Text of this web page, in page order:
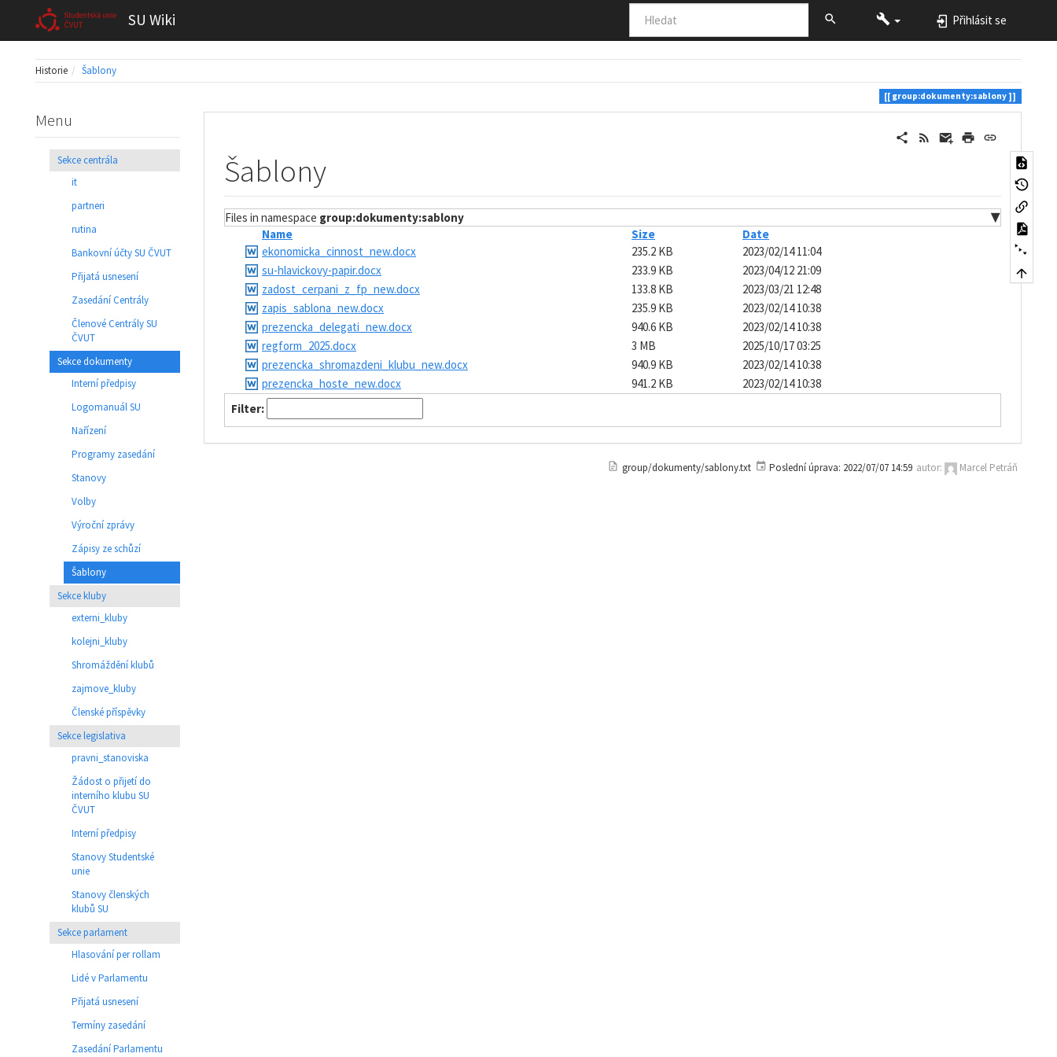
SU Wiki Přihlásit se
Historie Šablony
group:dokumenty:sablony
Menu
Sekce centrála
it
partneri
rutina
Bankovní účty SU ČVUT
Přijatá usnesení
Zasedání Centrály
Členové Centrály SU
ČVUT
Sekce dokumenty
Interní předpisy
Logomanuál SU
Nařízení
Programy zasedání
Stanovy
Volby
Výroční zprávy
Zápisy ze schůzí
Šablony
Sekce kluby
externi_kluby
kolejni_kluby
Shromáždění klubů
zajmove_kluby
Členské příspěvky
Sekce legislativa
pravni_stanoviska
Žádost o přijetí do
interního klubu SU
ČVUT
Interní předpisy
Stanovy Studentské
unie
Stanovy členských
klubů SU
Sekce parlament
Hlasování per rollam
Lidé v Parlamentu
Přijatá usnesení
Termíny zasedání
Zasedání Parlamentu
Šablony
Files in namespace group:dokumenty:sablony
▼
Name
Size
Date
ekonomicka_cinnost_new.docx
235.2 KB
2023/02/14 11:04
su-hlavickovy-papir.docx
233.9 KB
2023/04/12 21:09
zadost_cerpani_z_fp_new.docx
133.8 KB
2023/03/21 12:48
zapis_sablona_new.docx
235.9 KB
2023/02/14 10:38
prezencka_delegati_new.docx
940.6 KB
2023/02/14 10:38
regform_2025.docx
3 MB
2025/10/17 03:25
prezencka_shromazdeni_klubu_new.docx
940.9 KB
2023/02/14 10:38
prezencka_hoste_new.docx
941.2 KB
2023/02/14 10:38
Filter:
group/dokumenty/sablony.txt Poslední úprava: 2022/07/07 14:59 autor: Marcel Petráň